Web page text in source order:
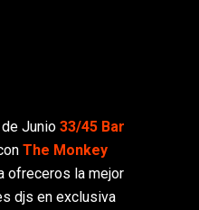
Junio 33/45 Bar
The Monkey
ofreceros la mejor
djs en exclusiva